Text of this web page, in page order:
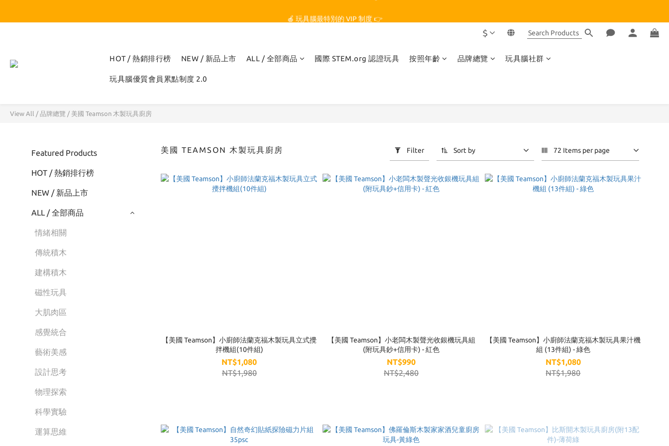
$
HOT / 熱銷排行榜 NEW / 新品上市 ALL / 全部商品 國際 STEM.org 認證玩具 按照年齡 品牌總覽 玩具腦社群
玩具腦優質會員累點制度 2.0
View All / 品牌總覽 / 美國 Teamson 木製玩具廚房
Featured Products
HOT / 熱銷排行榜
NEW / 新品上市
ALL / 全部商品
情緒相關
傳統積木
建構積木
磁性玩具
大肌肉區
感覺統合
藝術美感
設計思考
物理探索
科學實驗
運算思維
美國 TEAMSON 木製玩具廚房 Filter Sort by 72 Items per page
【美國 Teamson】小廚師法蘭克福木製玩具立式攪
拌機組(10件組)
NT$1,080
NT$1,980
【美國 Teamson】小老闆木製聲光收銀機玩具組
(附玩具鈔+信用卡) - 紅色
NT$990
NT$2,480
【美國 Teamson】小廚師法蘭克福木製玩具果汁機
組 (13件組) - 綠色
NT$1,080
NT$1,980